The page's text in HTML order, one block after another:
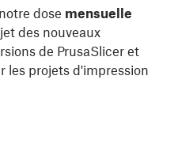
dose mensuelle
des nouveaux
de PrusaSlicer et
les projets d'impression